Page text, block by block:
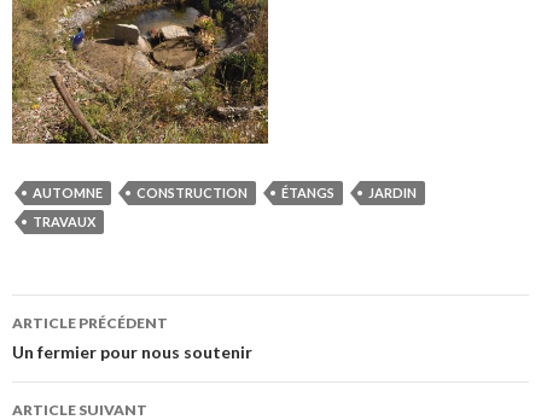
AUTOMNE CONSTRUCTION ÉTANGS
JARDIN
TRAVAUX
Navigation
des
articles
ARTICLE PRÉCÉDENT
Un fermier pour nous soutenir
ARTICLE SUIVANT